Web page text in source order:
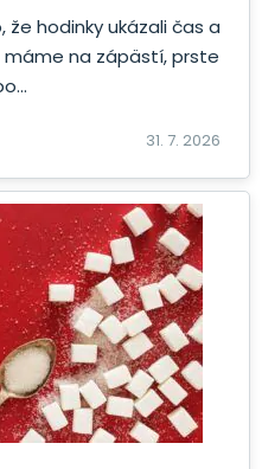
hodinky ukázali čas a
máme na zápästí, prste
31. 7. 2026